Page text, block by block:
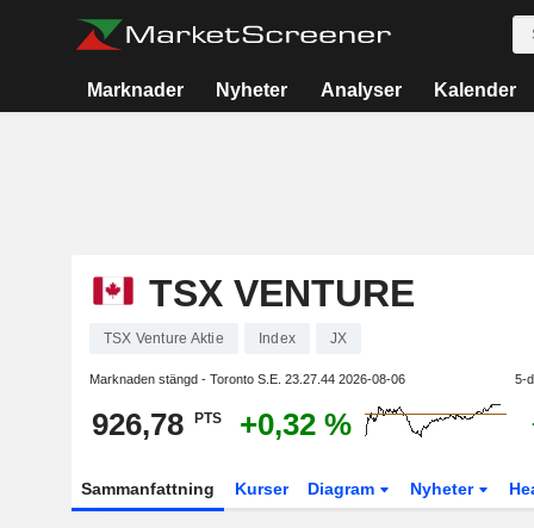
Marknader Nyheter Analyser Kalender
TSX VENTURE
TSX Venture Aktie Index JX
Marknaden stängd - Toronto S.E. 23.27.44 2026-08-06 5-
926,78 PTS +0,32 %
Sammanfattning Kurser Diagram Nyheter